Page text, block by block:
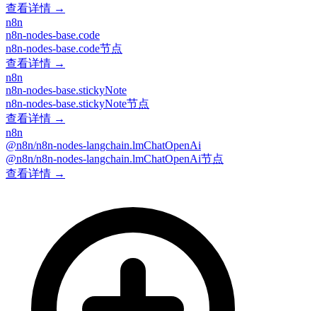
查看详情 →
n8n
n8n-nodes-base.code
n8n-nodes-base.code节点
查看详情 →
n8n
n8n-nodes-base.stickyNote
n8n-nodes-base.stickyNote节点
查看详情 →
n8n
@n8n/n8n-nodes-langchain.lmChatOpenAi
@n8n/n8n-nodes-langchain.lmChatOpenAi节点
查看详情 →